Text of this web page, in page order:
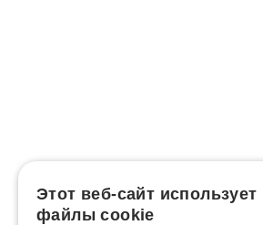
Этот веб-сайт использует
файлы cookie